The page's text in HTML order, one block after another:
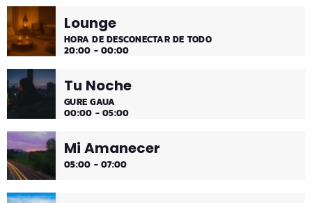
¡Toda la música!
Lounge
HORA DE DESCONECTAR DE TODO
20:00 - 00:00
Tu Noche
GURE GAUA
00:00 - 05:00
Mi Amanecer
05:00 - 07:00